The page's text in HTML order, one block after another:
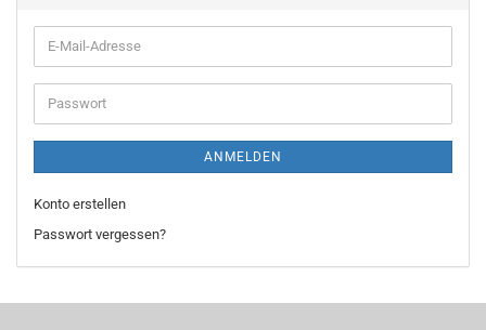
E-
Mail-
Adresse
Passwort
ANMELDEN
Konto erstellen
Passwort vergessen?